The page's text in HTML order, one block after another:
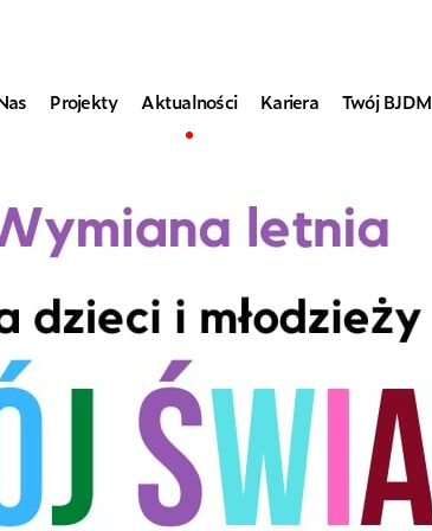
Projekty Aktualności Kariera Twój BJDM